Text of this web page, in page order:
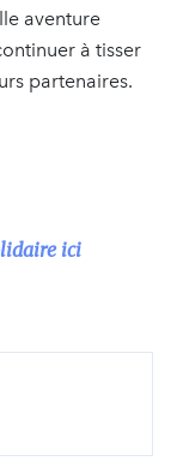
aventure
à tisser
partenaires.
ici